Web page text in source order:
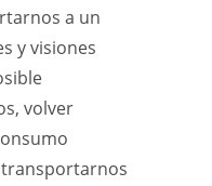
a un
y visiones
volver
transportarnos